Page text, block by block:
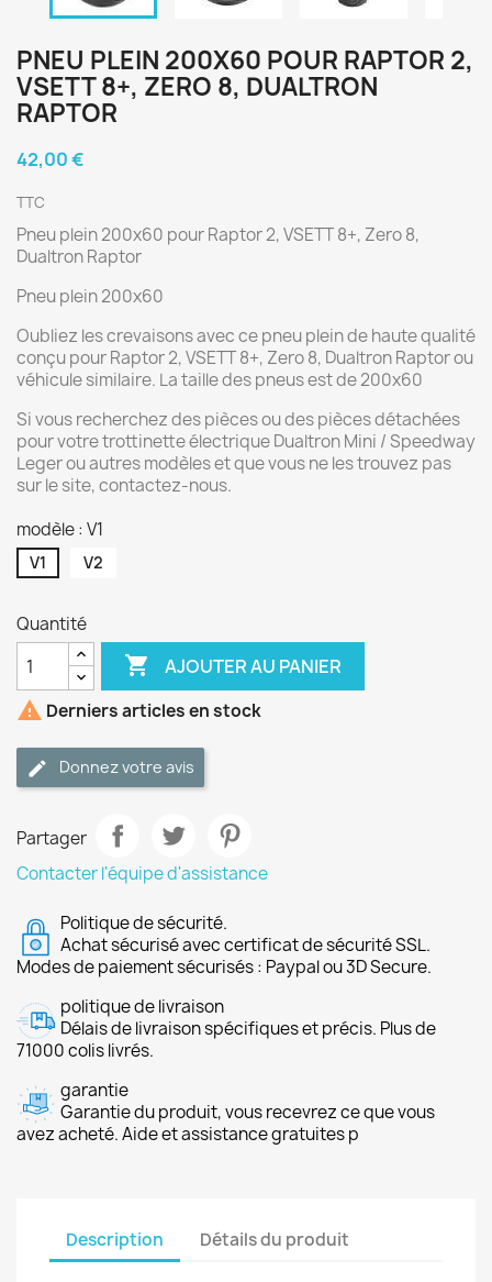
PNEU PLEIN 200X60 POUR RAPTOR 2,
VSETT 8+, ZERO 8, DUALTRON
RAPTOR
42,00 €
TTC
Pneu plein 200x60 pour Raptor 2, VSETT 8+, Zero 8,
Dualtron Raptor
Pneu plein 200x60
Oubliez les crevaisons avec ce pneu plein de haute qualité
conçu pour Raptor 2, VSETT 8+, Zero 8, Dualtron Raptor ou
véhicule similaire. La taille des pneus est de 200x60
Si vous recherchez des pièces ou des pièces détachées
pour votre trottinette électrique Dualtron Mini / Speedway
Leger ou autres modèles et que vous ne les trouvez pas
sur le site, contactez-nous.
modèle : V1
V1 V2
Quantité
 AJOUTER AU PANIER
 Derniers articles en stock
Donnez votre avis
Partager
Contacter l'équipe d'assistance
Politique de sécurité.
Achat sécurisé avec certificat de sécurité SSL.
Modes de paiement sécurisés : Paypal ou 3D Secure.
politique de livraison
Délais de livraison spécifiques et précis. Plus de
71000 colis livrés.
garantie
Garantie du produit, vous recevrez ce que vous
avez acheté. Aide et assistance gratuites p
Description Détails du produit